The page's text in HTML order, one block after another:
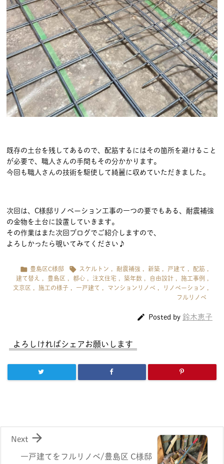
既存の土台を残してあるので、配筋するにはその箇所を避けること
が必要で、職人さんの手間もその分かかります。
今回も職人さんの技術を駆使して綺麗に収めていただきました。
次回は、C様邸リノベーション工事の一つの要でもある、耐震補強
の金物を土台に設置していきます。
その作業はまた次回ブログでご紹介しますので、
よろしかったら覗いてみてください♪
 豊島区C様邸  スケルトン 耐震補強 新築 戸建て 配筋
建て替え
豊島区 都心 注文住宅 築年数 自由設計 施工事例
文京区
施工の様子 一戸建て マンションリノベ リノベーション
フルリノベ
 Posted by 鈴木恵子
よろしければシェアお願いします
一戸建てをフルリノベ/豊島区 C様邸

Next